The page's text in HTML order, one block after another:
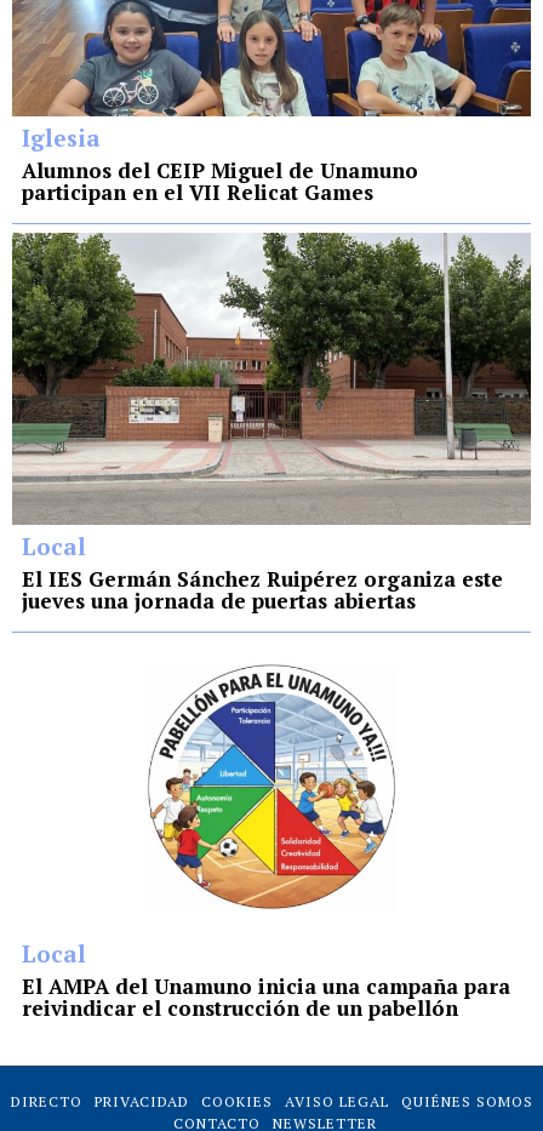
Iglesia
Alumnos del CEIP Miguel de Unamuno
participan en el VII Relicat Games
Local
El IES Germán Sánchez Ruipérez organiza este
jueves una jornada de puertas abiertas
Local
El AMPA del Unamuno inicia una campaña para
reivindicar el construcción de un pabellón
DIRECTO PRIVACIDAD COOKIES AVISO LEGAL
QUIÉNES SOMOS
CONTACTO
NEWSLETTER